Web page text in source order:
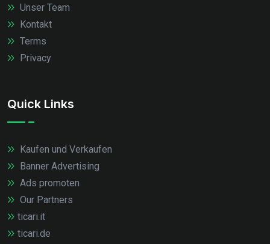
Unser Team
Kontakt
Terms
Privacy
Quick Links
Kaufen und Verkaufen
Banner Advertising
Ads promoten
Our Partners
ticari.it
ticari.de